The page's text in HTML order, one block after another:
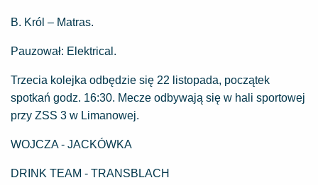
B. Król – Matras.
Pauzował: Elektrical.
Trzecia kolejka odbędzie się 22 listopada, początek
spotkań godz. 16:30. Mecze odbywają się w hali sportowej
przy ZSS 3 w Limanowej.
WOJCZA - JACKÓWKA
DRINK TEAM - TRANSBLACH